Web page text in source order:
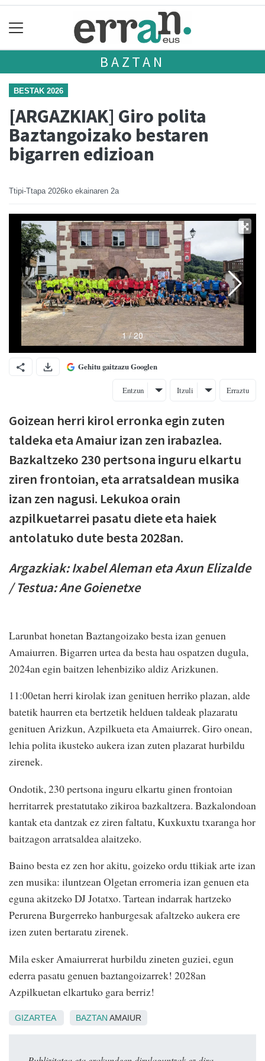
BAZTAN
BESTAK 2026
[ARGAZKIAK] Giro polita
Baztangoizako bestaren
bigarren edizioan
Ttipi-Ttapa 2026ko ekainaren 2a
Gehitu gaitzazu Googlen
Entzun Itzuli Erraztu
Goizean herri kirol erronka egin zuten
taldeka eta Amaiur izan zen irabazlea.
Bazkaltzeko 230 pertsona inguru elkartu
ziren frontoian, eta arratsaldean musika
izan zen nagusi. Lekukoa orain
azpilkuetarrei pasatu diete eta haiek
antolatuko dute besta 2028an.
Argazkiak: Ixabel Aleman eta Axun Elizalde
/ Testua: Ane Goienetxe
Larunbat honetan Baztangoizako besta izan genuen
Amaiurren. Bigarren urtea da besta hau ospatzen dugula,
2024an egin baitzen lehenbiziko aldiz Arizkunen.
11:00etan herri kirolak izan genituen herriko plazan, alde
batetik haurren eta bertzetik helduen taldeak plazaratu
genituen Arizkun, Azpilkueta eta Amaiurrek. Giro onean,
lehia polita ikusteko aukera izan zuten plazarat hurbildu
zirenek.
Ondotik, 230 pertsona inguru elkartu ginen frontoian
herritarrek prestatutako zikiroa bazkaltzera. Bazkalondoan
kantak eta dantzak ez ziren faltatu, Kuxkuxtu txaranga hor
baitzagon arratsaldea alaitzeko.
Baino besta ez zen hor akitu, goizeko ordu ttikiak arte izan
zen musika: iluntzean Olgetan erromeria izan genuen eta
eguna akitzeko DJ Jotatxo. Tartean indarrak hartzeko
Perurena Burgerreko hanburgesak afaltzeko aukera ere
izen zuten bertaratu zirenek.
Mila esker Amaiurrerat hurbildu zineten guziei, egun
ederra pasatu genuen baztangoizarrek! 2028an
Azpilkuetan elkartuko gara berriz!
GIZARTEA BAZTAN AMAIUR